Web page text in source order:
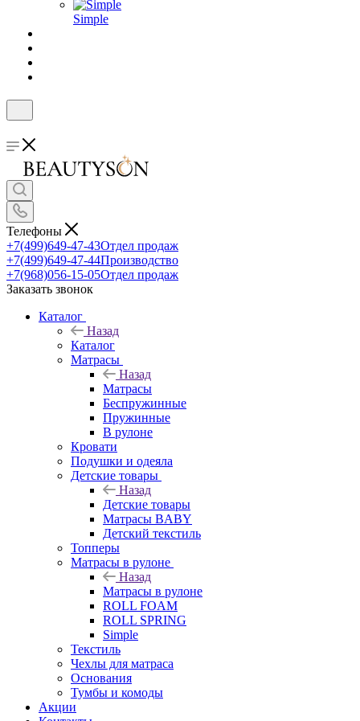
Simple
Телефоны
+7(499)649-47-43Отдел продаж
+7(499)649-47-44Производство
+7(968)056-15-05Отдел продаж
Заказать звонок
Каталог
Назад
Каталог
Матрасы
Назад
Матрасы
Беспружинные
Пружинные
В рулоне
Кровати
Подушки и одеяла
Детские товары
Назад
Детские товары
Матрасы BABY
Детский текстиль
Топперы
Матрасы в рулоне
Назад
Матрасы в рулоне
ROLL FOAM
ROLL SPRING
Simple
Текстиль
Чехлы для матраса
Основания
Тумбы и комоды
Акции